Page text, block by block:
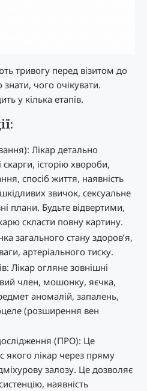
тривогу перед візитом до
чого очікувати.
у кілька етапів.
Лікар детально
історію хвороби,
спосіб життя, наявність
звичок, сексуальне
плани. Будьте відвертими,
скласти повну картину.
загального стану здоров’я,
артеріального тиску.
Лікар огляне зовнішні
член, мошонку, яєчка,
аномалій, запалень,
(розширення вен
(ПРО): Це
якого лікар через пряму
залозу. Це дозволяє
наявність